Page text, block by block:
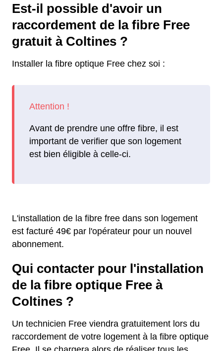
Est-il possible d'avoir un
raccordement de la fibre Free
gratuit à Coltines ?
Installer la fibre optique Free chez soi :
Avant de prendre une offre fibre, il est
important de verifier que son logement
est bien éligible à celle-ci.
L'installation de la fibre free dans son logement
est facturé 49€ par l'opérateur pour un nouvel
abonnement.
Qui contacter pour l'installation
de la fibre optique Free à
Coltines ?
Un technicien Free viendra gratuitement lors du
raccordement de votre logement à la fibre optique